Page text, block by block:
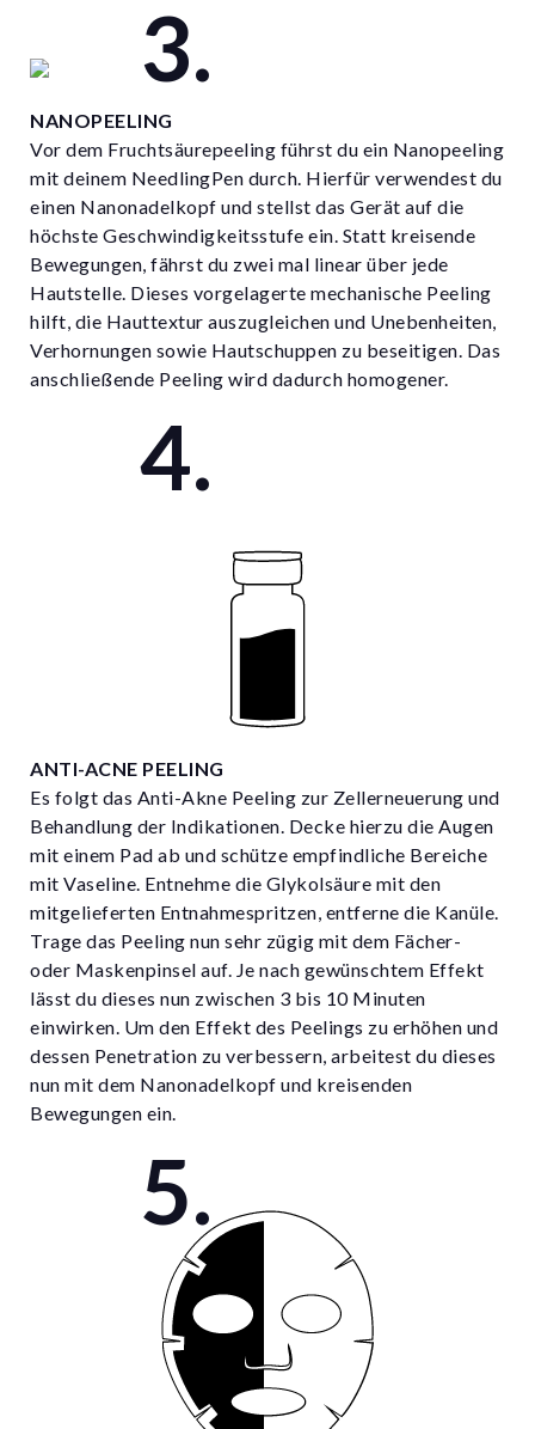
NANOPEELING
Vor dem Fruchtsäurepeeling führst du ein Nanopeeling
mit deinem NeedlingPen durch. Hierfür verwendest du
einen Nanonadelkopf und stellst das Gerät auf die
höchste Geschwindigkeitsstufe ein. Statt kreisende
Bewegungen, fährst du zwei mal linear über jede
Hautstelle. Dieses vorgelagerte mechanische Peeling
hilft, die Hauttextur auszugleichen und Unebenheiten,
Verhornungen sowie Hautschuppen zu beseitigen. Das
anschließende Peeling wird dadurch homogener.
ANTI-ACNE PEELING
Es folgt das Anti-Akne Peeling zur Zellerneuerung und
Behandlung der Indikationen. Decke hierzu die Augen
mit einem Pad ab und schütze empfindliche Bereiche
mit Vaseline. Entnehme die Glykolsäure mit den
mitgelieferten Entnahmespritzen, entferne die Kanüle.
Trage das Peeling nun sehr zügig mit dem Fächer-
oder Maskenpinsel auf. Je nach gewünschtem Effekt
lässt du dieses nun zwischen 3 bis 10 Minuten
einwirken. Um den Effekt des Peelings zu erhöhen und
dessen Penetration zu verbessern, arbeitest du dieses
nun mit dem Nanonadelkopf und kreisenden
Bewegungen ein.